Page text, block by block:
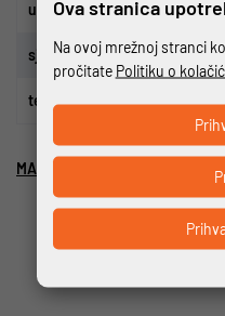
upravljač Ktm Line
sjedalo KTM Line
te ina 5.5 kg
MAKSIMALNA NOSIVOST 24 KG
Ova stranica
Na ovoj mrežnoj stranci
pročitate Politiku o